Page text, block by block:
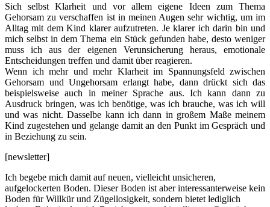
Sich selbst Klarheit und vor allem eigene Ideen zum Thema
Gehorsam zu verschaffen ist in meinen Augen sehr wichtig, um im
Alltag mit dem Kind klarer aufzutreten. Je klarer ich darin bin und
mich selbst in dem Thema ein Stück gefunden habe, desto weniger
muss ich aus der eigenen Verunsicherung heraus, emotionale
Entscheidungen treffen und damit über reagieren.
Wenn ich mehr und mehr Klarheit im Spannungsfeld zwischen
Gehorsam und Ungehorsam erlangt habe, dann drückt sich das
beispielsweise auch in meiner Sprache aus. Ich kann dann zu
Ausdruck bringen, was ich benötige, was ich brauche, was ich will
und was nicht. Dasselbe kann ich dann in großem Maße meinem
Kind zugestehen und gelange damit an den Punkt im Gespräch und
in Beziehung zu sein.
[newsletter]
Ich begebe mich damit auf neuen, vielleicht unsicheren,
aufgelockerten Boden. Dieser Boden ist aber interessanterweise kein
Boden für Willkür und Zügellosigkeit, sondern bietet lediglich